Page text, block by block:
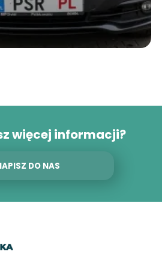
więcej informacji?
DO NAS